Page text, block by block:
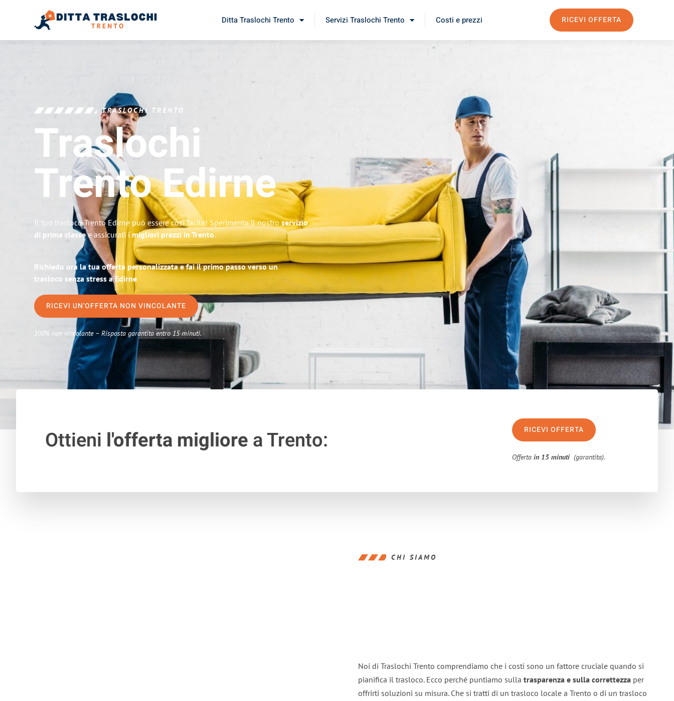
Ditta Traslochi Trento Servizi Traslochi Trento Costi e prezzi RICEVI OFFERTA
TRASLOCHI TRENTO
Traslochi
TrentoEdirne
Il tuo trasloco Trento Edirne può essere così facile! Sperimenta il nostroservizio
di prima classee assicurati i migliori prezzi in Trento.
Richiedo ora la tua offerta personalizzata e fai il primo passo verso un
trasloco senza stress a Edirne
RICEVI UN'OFFERTA NON VINCOLANTE
100% non vincolante – Risposta garantita entro 15 minuti.
Ottieni l'offerta migliorea Trento: RICEVI OFFERTA
Offertain 15 minuti (garantita).
CHI SIAMO
Noi di Traslochi Trento comprendiamo che i costi sono un fattore cruciale quando si
pianifica il trasloco. Ecco perché puntiamo sulla trasparenza e sulla correttezza per
offrirti soluzioni su misura. Che si tratti di un trasloco locale a Trento o di un trasloco